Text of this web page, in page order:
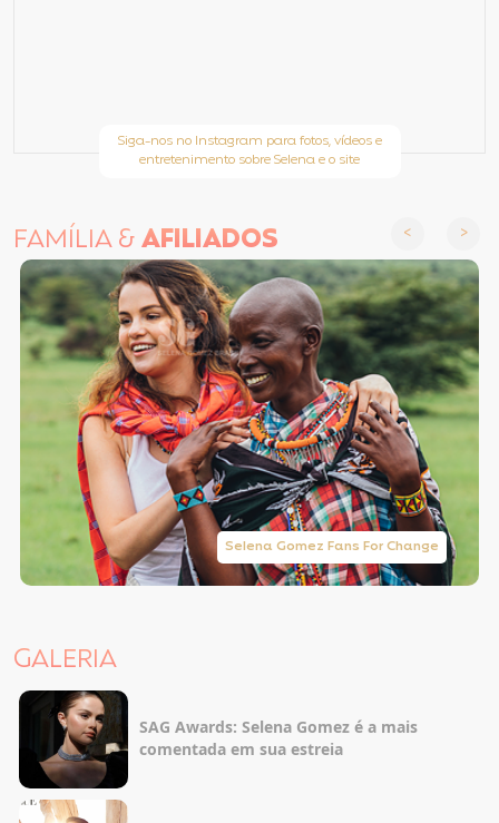
Siga-nos no Instagram para fotos, vídeos e
entretenimento sobre Selena e o site
FAMÍLIA &AFILIADOS
Selena Gomez Fans For Change
GALERIA
SAG Awards: Selena Gomez é a mais
comentada em sua estreia